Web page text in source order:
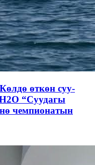
өткөн суу-
“Суудагы
чемпионатын